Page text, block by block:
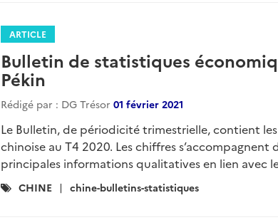
ARTICLE
Bulletin de statistiques
Pékin
Rédigé par : DG Trésor 01 février 2021
Le Bulletin, de périodicité trimestrielle, contient
chinoise au T4 2020. Les chiffres
principales informations qualitatives en lien avec
Catégories
CHINE chine-bulletins-statistiques